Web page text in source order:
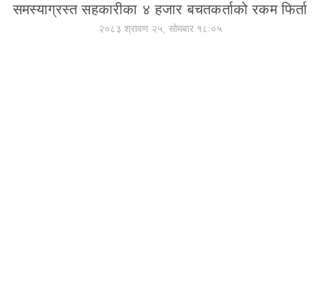
समस्याग्रस्त सहकारीका ४ हजार बचतकर्ताको रकम फिर्ता
२०८३ श्रावण २५, सोमबार १८:०५